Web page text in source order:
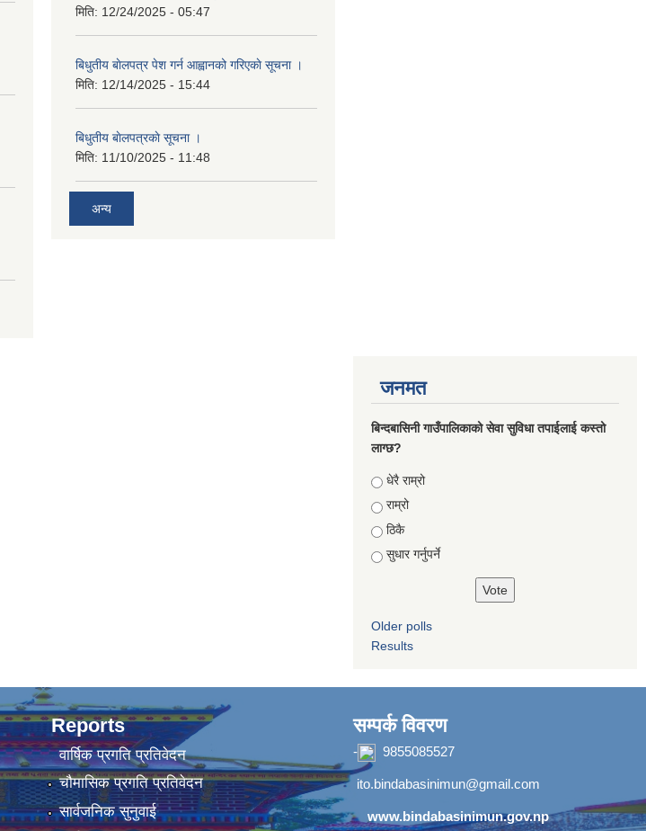
मिति: 12/24/2025 - 05:47
बिधुतीय बाेलपत्र पेश गर्न आह्वानको गरिएकाे सूचना ।
मिति: 12/14/2025 - 15:44
बिधुतीय बाेलपत्रकाे सूचना ।
मिति: 11/10/2025 - 11:48
अन्य
जनमत
बिन्दबासिनी गाउँपालिकाको सेवा सुविधा तपाईलाई कस्तो
लाग्छ?
Choices
धेरै राम्रो
राम्रो
ठिकै
सुधार गर्नुपर्ने
Older polls
Results
Reports
वार्षिक प्रगति प्रतिवेदन
चौमासिक प्रगति प्रतिवेदन
सार्वजनिक सुनुवाई
सम्पर्क विवरण
- 9855085527
ito.bindabasinimun@gmail.com
www.bindabasinimun.gov.np